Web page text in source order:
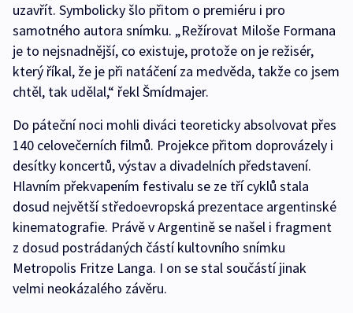
uzavřít. Symbolicky šlo přitom o premiéru i pro
samotného autora snímku. „Režírovat Miloše Formana
je to nejsnadnější, co existuje, protože on je režisér,
který říkal, že je při natáčení za medvěda, takže co jsem
chtěl, tak udělal,“ řekl Šmídmajer.
Do páteční noci mohli diváci teoreticky absolvovat přes
140 celovečerních filmů. Projekce přitom doprovázely i
desítky koncertů, výstav a divadelních představení.
Hlavním překvapením festivalu se ze tří cyklů stala
dosud největší středoevropská prezentace argentinské
kinematografie. Právě v Argentině se našel i fragment
z dosud postrádaných částí kultovního snímku
Metropolis Fritze Langa. I on se stal součástí jinak
velmi neokázalého závěru.